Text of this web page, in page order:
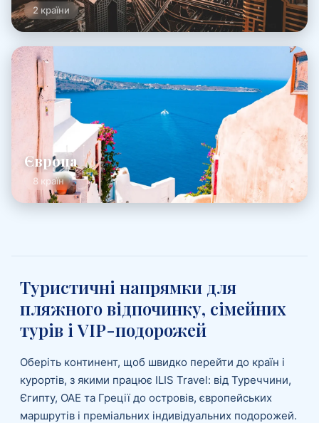
2 країни
Європа
8 країн
Туристичні напрямки для
пляжного відпочинку, сімейних
турів і VIP-подорожей
Оберіть континент, щоб швидко перейти до країн і
курортів, з якими працює ILIS Travel: від Туреччини,
Єгипту, ОАЕ та Греції до островів, європейських
маршрутів і преміальних індивідуальних подорожей.